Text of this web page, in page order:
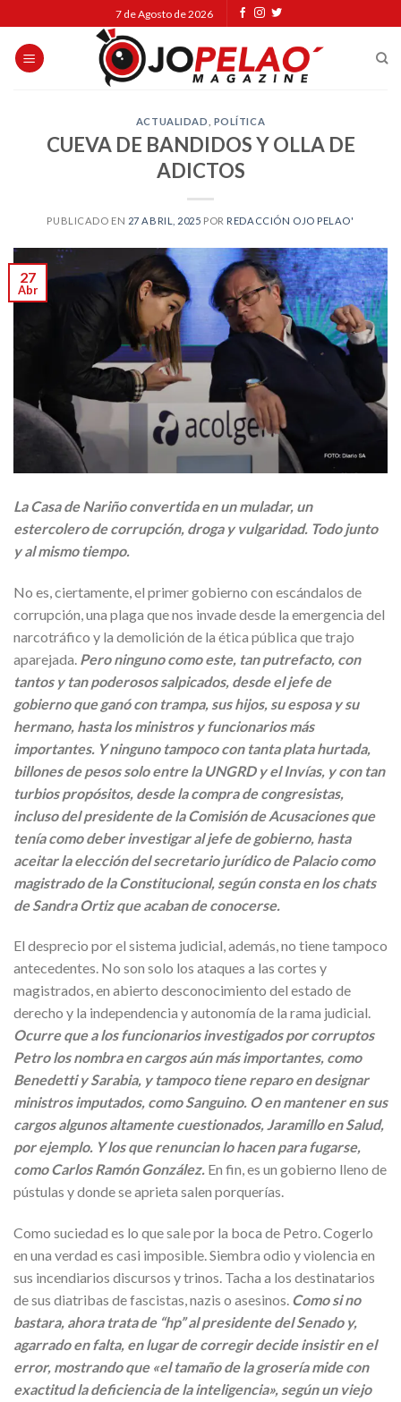
to
content
7 de Agosto de 2026
ACTUALIDAD POLÍTICA
CUEVA DE BANDIDOS Y OLLA DE
ADICTOS
PUBLICADO EN 27 ABRIL, 2025 POR REDACCIÓN OJO PELAO'
27
Abr
La Casa de Nariño convertida en un muladar, un
estercolero de corrupción, droga y vulgaridad. Todo junto
y al mismo tiempo.
No es, ciertamente, el primer gobierno con escándalos de
corrupción, una plaga que nos invade desde la emergencia del
narcotráfico y la demolición de la ética pública que trajo
aparejada. Pero ninguno como este, tan putrefacto, con
tantos y tan poderosos salpicados, desde el jefe de
gobierno que ganó con trampa, sus hijos, su esposa y su
hermano, hasta los ministros y funcionarios más
importantes. Y ninguno tampoco con tanta plata hurtada,
billones de pesos solo entre la UNGRD y el Invías, y con tan
turbios propósitos, desde la compra de congresistas,
incluso del presidente de la Comisión de Acusaciones que
tenía como deber investigar al jefe de gobierno, hasta
aceitar la elección del secretario jurídico de Palacio como
magistrado de la Constitucional, según consta en los chats
de Sandra Ortiz que acaban de conocerse.
El desprecio por el sistema judicial, además, no tiene tampoco
antecedentes. No son solo los ataques a las cortes y
magistrados, en abierto desconocimiento del estado de
derecho y la independencia y autonomía de la rama judicial.
Ocurre que a los funcionarios investigados por corruptos
Petro los nombra en cargos aún más importantes, como
Benedetti y Sarabia, y tampoco tiene reparo en designar
ministros imputados, como Sanguino. O en mantener en sus
cargos algunos altamente cuestionados, Jaramillo en Salud,
por ejemplo. Y los que renuncian lo hacen para fugarse,
como Carlos Ramón González. En fin, es un gobierno lleno de
pústulas y donde se aprieta salen porquerías.
Como suciedad es lo que sale por la boca de Petro. Cogerlo
en una verdad es casi imposible. Siembra odio y violencia en
sus incendiarios discursos y trinos. Tacha a los destinatarios
de sus diatribas de fascistas, nazis o asesinos. Como si no
bastara, ahora trata de “hp” al presidente del Senado y,
agarrado en falta, en lugar de corregir decide insistir en el
error, mostrando que «el tamaño de la grosería mide con
exactitud la deficiencia de la inteligencia», según un viejo